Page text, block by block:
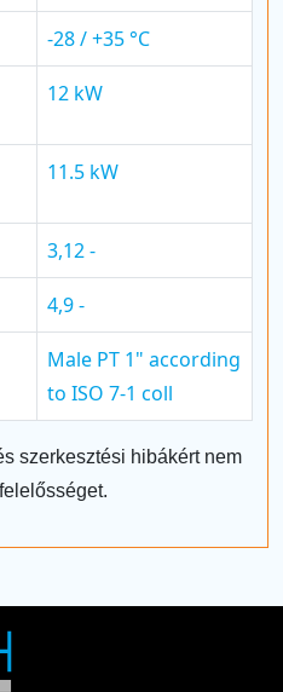
-28 / +35 °C
12 kW
11.5 kW
3,12 -
4,9 -
Male PT 1" according
to ISO 7-1 coll
szerkesztési hibákért nem